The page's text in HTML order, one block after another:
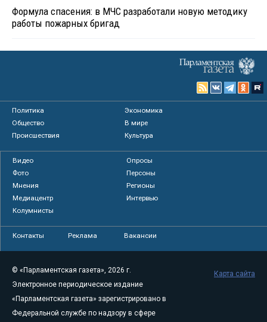
Формула спасения: в МЧС разработали новую методику
работы пожарных бригад
Политика
Экономика
Общество
В мире
Происшествия
Культура
Видео
Опросы
Фото
Персоны
Мнения
Регионы
Медиацентр
Интервью
Колумнисты
Контакты Реклама Вакансии
© «Парламентская газета», 2026 г.
Электронное периодическое издание
«Парламентская газета» зарегистрировано в
Федеральной службе по надзору в сфере
Карта сайта